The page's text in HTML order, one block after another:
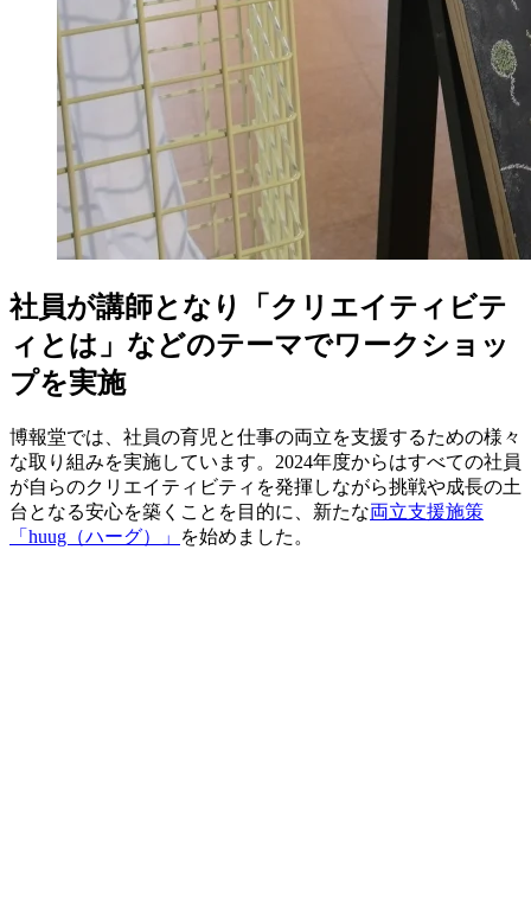
社員が講師となり「クリエイティビテ
ィとは」などのテーマでワークショッ
プを実施
博報堂では、社員の育児と仕事の両立を支援するための様々
な取り組みを実施しています。2024年度からはすべての社員
が自らのクリエイティビティを発揮しながら挑戦や成長の土
台となる安心を築くことを目的に、新たな両立支援施策
「huug（ハーグ）」
を始めました。